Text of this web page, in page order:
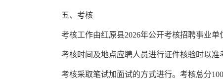
五、考核
考核工作由红原县2026年公开考核招聘事业单
考核时间及地点应聘人员进行证件核验时以准
考核采取笔试加面试的方式进行。考核总分100